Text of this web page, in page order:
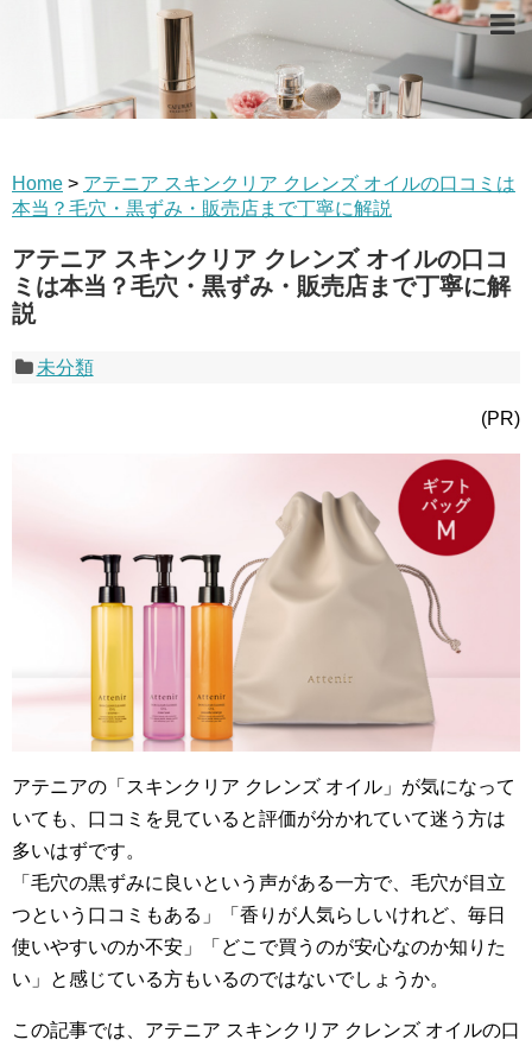
Home > アテニア スキンクリア クレンズ オイルの口コミは
本当？毛穴・黒ずみ・販売店まで丁寧に解説
アテニア スキンクリア クレンズ オイルの口コ
ミは本当？毛穴・黒ずみ・販売店まで丁寧に解
説
未分類
(PR)
アテニアの「スキンクリア クレンズ オイル」が気になって
いても、口コミを見ていると評価が分かれていて迷う方は
多いはずです。
「毛穴の黒ずみに良いという声がある一方で、毛穴が目立
つという口コミもある」「香りが人気らしいけれど、毎日
使いやすいのか不安」「どこで買うのが安心なのか知りた
い」と感じている方もいるのではないでしょうか。
この記事では、アテニア スキンクリア クレンズ オイルの口